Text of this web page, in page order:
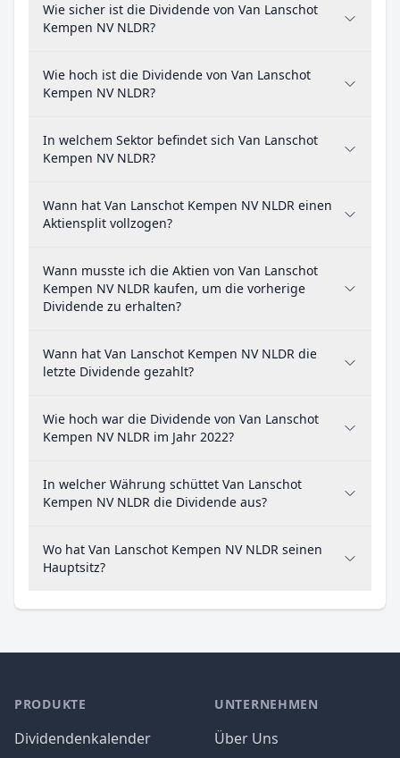
Wie sicher ist die Dividende von Van Lanschot
Kempen NV NLDR?
Wie hoch ist die Dividende von Van Lanschot
Kempen NV NLDR?
In welchem Sektor befindet sich Van Lanschot
Kempen NV NLDR?
Wann hat Van Lanschot Kempen NV NLDR einen
Aktiensplit vollzogen?
Wann musste ich die Aktien von Van Lanschot
Kempen NV NLDR kaufen, um die vorherige
Dividende zu erhalten?
Wann hat Van Lanschot Kempen NV NLDR die
letzte Dividende gezahlt?
Wie hoch war die Dividende von Van Lanschot
Kempen NV NLDR im Jahr 2022?
In welcher Währung schüttet Van Lanschot
Kempen NV NLDR die Dividende aus?
Wo hat Van Lanschot Kempen NV NLDR seinen
Hauptsitz?
PRODUKTE
Dividendenkalender
UNTERNEHMEN
Über Uns